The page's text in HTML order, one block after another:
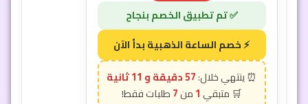
57 دقيقة و 9 ثانية
1
7